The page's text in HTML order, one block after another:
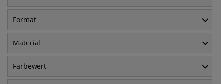
Format
Material
Farbewert